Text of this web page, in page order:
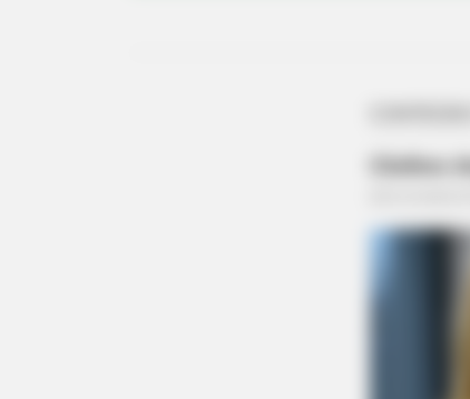
The Real Reason Steve Carell